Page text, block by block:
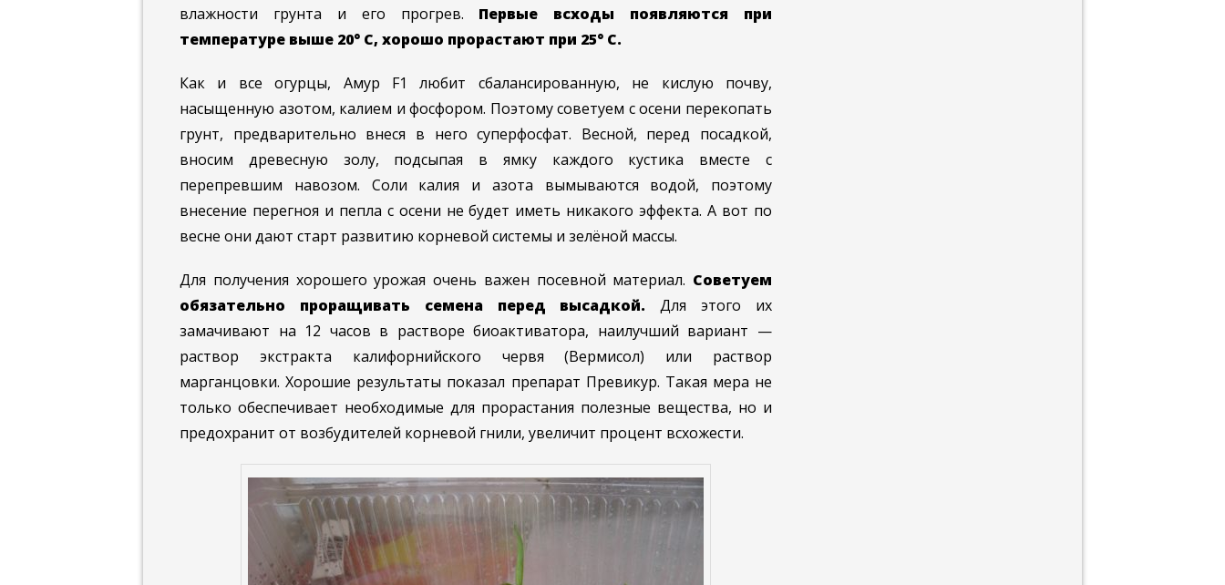
влажности грунта и его прогрев. Первые всходы появляются при
температуре выше 20° С, хорошо прорастают при 25° С.
Как и все огурцы, Амур F1 любит сбалансированную, не кислую почву,
насыщенную азотом, калием и фосфором. Поэтому советуем с осени перекопать
грунт, предварительно внеся в него суперфосфат. Весной, перед посадкой,
вносим древесную золу, подсыпая в ямку каждого кустика вместе с
перепревшим навозом. Соли калия и азота вымываются водой, поэтому
внесение перегноя и пепла с осени не будет иметь никакого эффекта. А вот по
весне они дают старт развитию корневой системы и зелёной массы.
Для получения хорошего урожая очень важен посевной материал. Советуем
обязательно проращивать семена перед высадкой. Для этого их
замачивают на 12 часов в растворе биоактиватора, наилучший вариант —
раствор экстракта калифорнийского червя (Вермисол) или раствор
марганцовки. Хорошие результаты показал препарат Превикур. Такая мера не
только обеспечивает необходимые для прорастания полезные вещества, но и
предохранит от возбудителей корневой гнили, увеличит процент всхожести.